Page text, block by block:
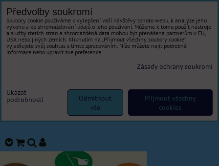
Předvolby soukromí
Soubory cookie používáme k vylepšení vaší návštěvy tohoto webu, k analýze jeho
výkonu a ke shromažďování údajů o jeho používání. Můžeme k tomu použít nástroje
a služby třetích stran a shromážděná data mohou být přenášena partnerům v EU,
USA nebo jiných zemích. Kliknutím na „Přijmout všechny soubory cookie“
vyjadřujete svůj souhlas s tímto zpracováním. Níže můžete najít podrobné
informace nebo upravit své preference.
Zásady ochrany soukromí
Ukázat
podrobnosti
Přijmout všechny
cookies
Odmítnout
vše